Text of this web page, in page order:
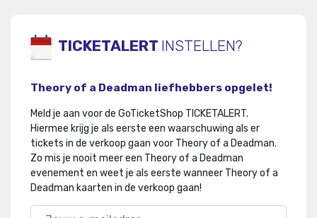
TICKETALERT INSTELLEN?
Theory of a Deadman liefhebbers opgelet!
Meld je aan voor de GoTicketShop TICKETALERT.
Hiermee krijg je als eerste een waarschuwing als er
tickets in de verkoop gaan voor Theory of a Deadman.
Zo mis je nooit meer een Theory of a Deadman
evenement en weet je als eerste wanneer Theory of a
Deadman kaarten in de verkoop gaan!